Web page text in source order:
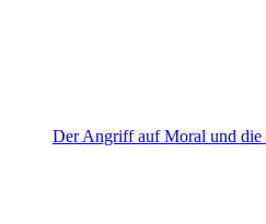
Der Angriff auf Moral und